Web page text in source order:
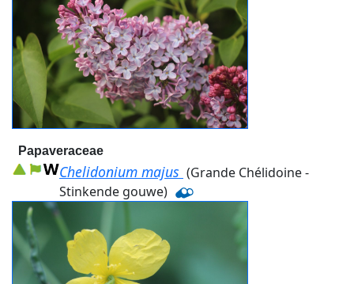
Papaveraceae
Chelidonium majus (Grande Chélidoine -
Stinkende gouwe)